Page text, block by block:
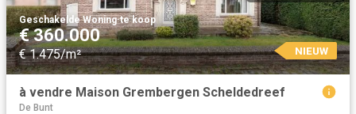
Geschakelde Woning·te koop
€ 360.000
€ 1.475/m² NIEUW
à vendre Maison Grembergen Scheldedreef
De Bunt